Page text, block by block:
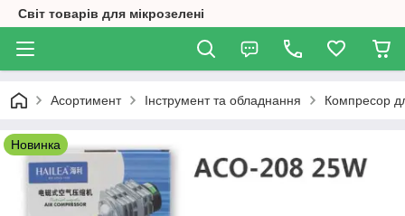
Світ товарів для мікрозелені
Асортимент Інструмент та обладнання Компресор
Новинка